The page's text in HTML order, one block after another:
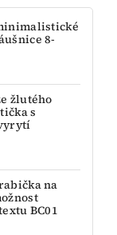
8-
žlutého
s
na
BC01